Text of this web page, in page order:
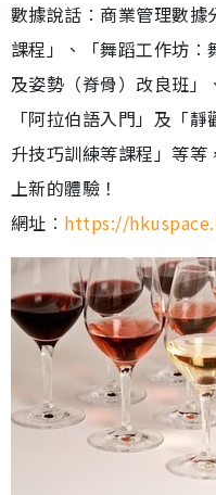
數據說話︰商業管理數
課程」、「舞蹈工作坊
及姿勢（脊骨）改良班」
「阿拉伯語入門」及「
升技巧訓練等課程」等
上新的體驗！
網址︰ https://